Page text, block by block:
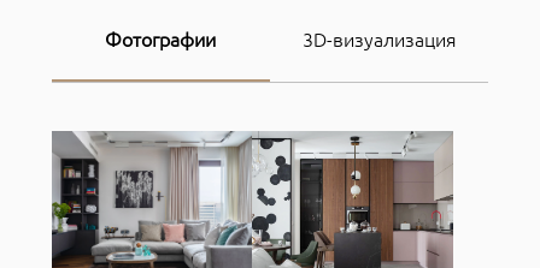
Фотографии 3D-визуализация